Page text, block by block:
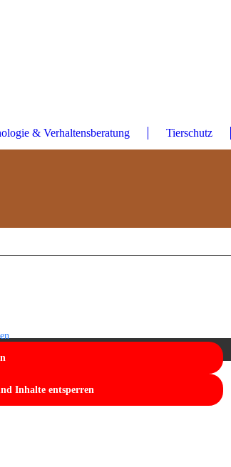
& Verhaltensberatung Tierschutz
Inhalte entsperren